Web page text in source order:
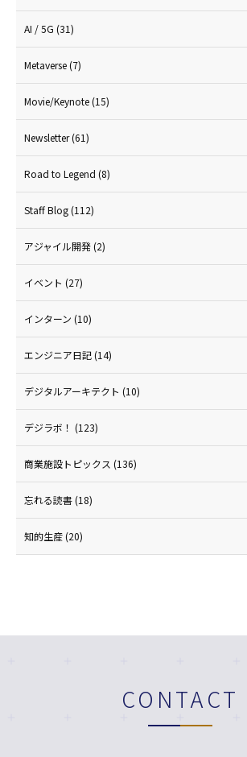
AI / 5G (31)
Metaverse(7)
Movie/Keynote(15)
Newsletter(61)
Road to Legend (8)
Staff Blog(112)
アジャイル開発(2)
イベント (27)
インターン (10)
エンジニア日記(14)
デジタルアーキテクト (10)
デジラボ！ (123)
商業施設トピックス (136)
忘れる読書(18)
知的生産(20)
CONTACT